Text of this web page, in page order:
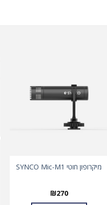
מיקרופון חוטי SYNCO Mic-M1
₪270